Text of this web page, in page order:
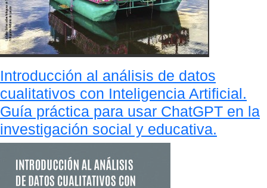
Introducción al análisis de datos
cualitativos con Inteligencia Artificial.
Guía práctica para usar ChatGPT en la
investigación social y educativa.